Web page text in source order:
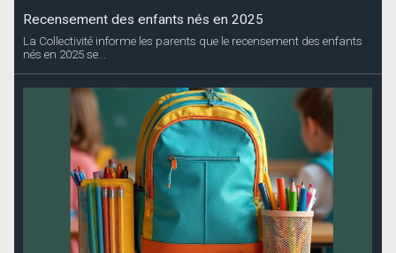
Recensement des enfants nés en 2025
La Collectivité informe les parents que le recensement des enfants
nés en 2025 se...